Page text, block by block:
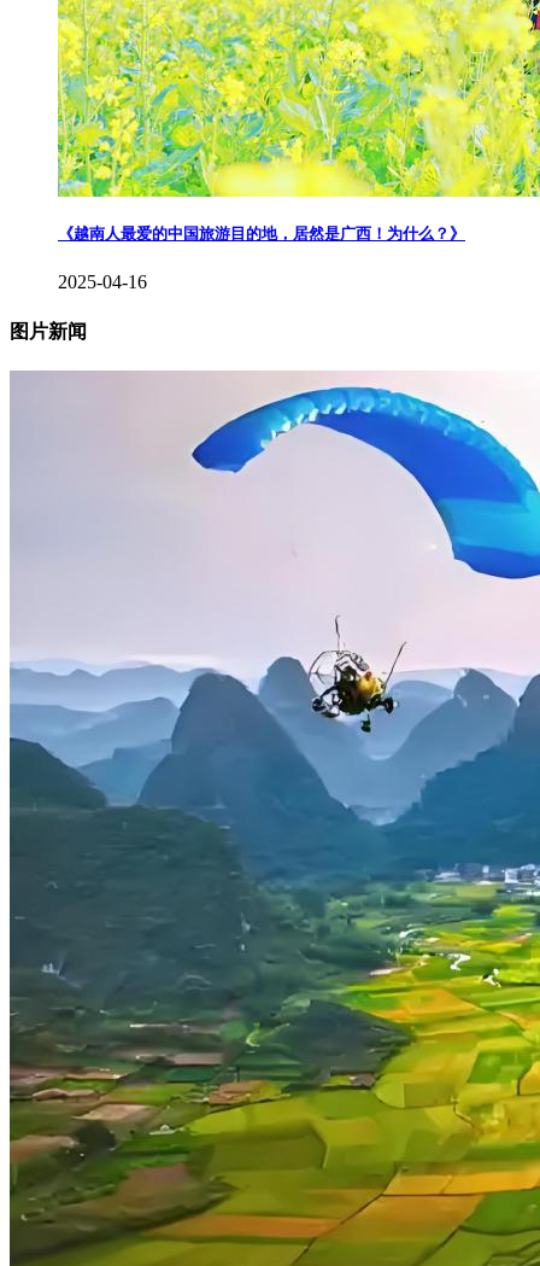
《越南人最爱的中国旅游目的地，居然是广西！为什么？》
2025-04-16
图片新闻